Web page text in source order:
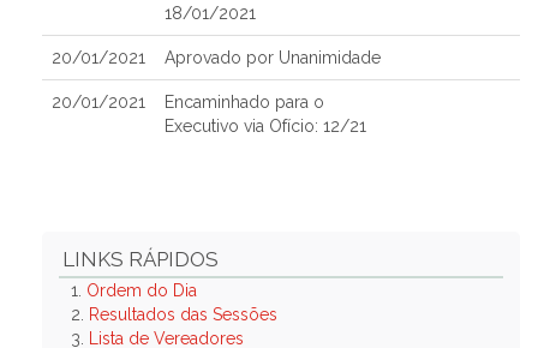
18/01/2021
20/01/2021 Aprovado por Unanimidade
20/01/2021
Encaminhado para o
Executivo via Ofício: 12/21
LINKS RÁPIDOS
1. Ordem do Dia
2.
Resultados das Sessões
3.
Lista de Vereadores